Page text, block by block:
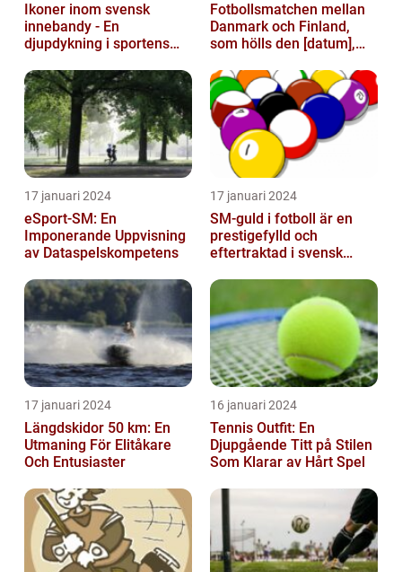
Ikoner inom svensk
innebandy - En
djupdykning i sportens
profiler
Fotbollsmatchen mellan
Danmark och Finland,
som hölls den [datum],
allvarl...
17 januari 2024
eSport-SM: En
Imponerande Uppvisning
av Dataspelskompetens
17 januari 2024
SM-guld i fotboll är en
prestigefylld och
eftertraktad i svensk
17 januari 2024
Längdskidor 50 km: En
Utmaning För Elitåkare
Och Entusiaster
16 januari 2024
Tennis Outfit: En
Djupgående Titt på Stilen
Som Klarar av Hårt Spel